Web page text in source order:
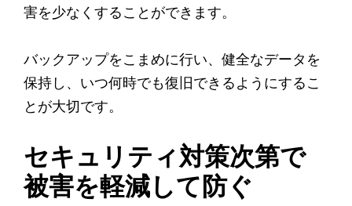
害を少なくすることができます。
バックアップをこまめに行い、健全なデータを
保持し、いつ何時でも復旧できるようにするこ
とが大切です。
セキュリティ対策次第で
被害を軽減して防ぐ